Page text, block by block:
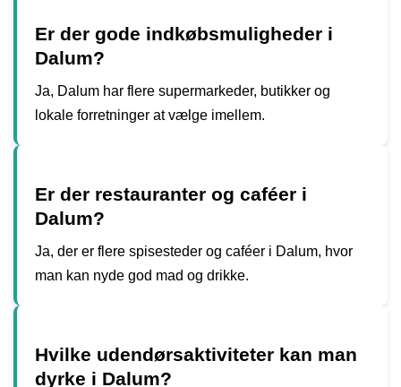
Er der gode indkøbsmuligheder i
Dalum?
Ja, Dalum har flere supermarkeder, butikker og
lokale forretninger at vælge imellem.
Er der restauranter og caféer i
Dalum?
Ja, der er flere spisesteder og caféer i Dalum, hvor
man kan nyde god mad og drikke.
Hvilke udendørsaktiviteter kan man
dyrke i Dalum?